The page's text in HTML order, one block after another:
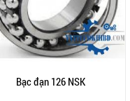
Bạc đạn 126 NSK